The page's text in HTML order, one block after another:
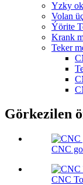
Yzky
Volan
Ýörite
Krank
Teker
Görkezilen
CNC
CNC